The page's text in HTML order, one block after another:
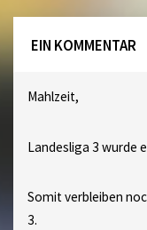
EIN KOMMENTAR
Mahlzeit,
Landesliga 3 wurde
Somit verbleiben
3.